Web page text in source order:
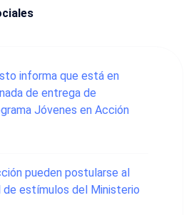
informa que está en
de entrega de
Jóvenes en Acción
pueden postularse al
de estímulos del Ministerio